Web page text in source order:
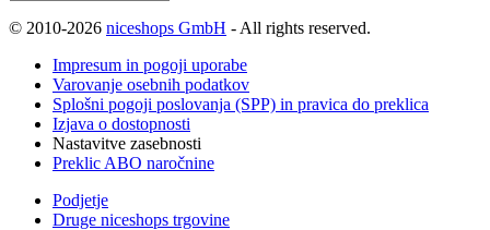
© 2010-2026 niceshops GmbH - All rights reserved.
Impresum in pogoji uporabe
Varovanje osebnih podatkov
Splošni pogoji poslovanja (SPP) in pravica do preklica
Izjava o dostopnosti
Nastavitve zasebnosti
Preklic ABO naročnine
Podjetje
Druge niceshops trgovine